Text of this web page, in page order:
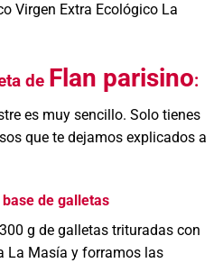
Virgen Extra Ecológico La
de Flan parisino:
es muy sencillo. Solo tienes
que te dejamos explicados a
de galletas
g de galletas trituradas con
La Masía y forramos las